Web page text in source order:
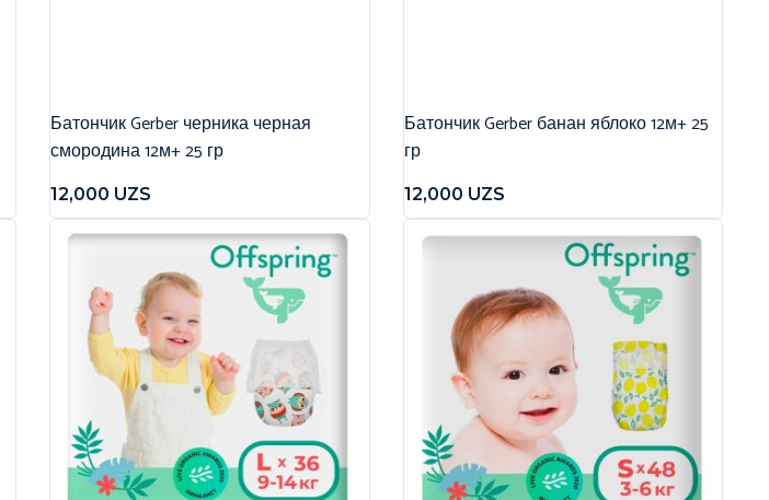
Батончик Gerber черника черная
смородина 12м+ 25 гр
12,000 UZS
Батончик Gerber банан яблоко 12м+ 25
гр
12,000 UZS